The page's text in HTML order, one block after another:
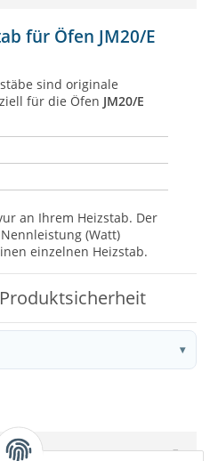
für Öfen JM20/E
sind originale
für die Öfen JM20/E
an Ihrem Heizstab. Der
(Watt)
einzelnen Heizstab.